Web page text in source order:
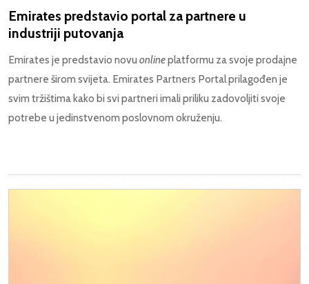
Emirates predstavio portal za partnere u
industriji putovanja
Emirates je predstavio novu onlineplatformu za svoje prodajne
partnere širom svijeta. Emirates Partners Portal prilagođen je
svim tržištima kako bi svi partneri imali priliku zadovoljiti svoje
potrebe u jedinstvenom poslovnom okruženju.